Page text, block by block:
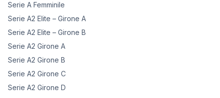
Serie A Femminile
Serie A2 Elite – Girone A
Serie A2 Elite – Girone B
Serie A2 Girone A
Serie A2 Girone B
Serie A2 Girone C
Serie A2 Girone D